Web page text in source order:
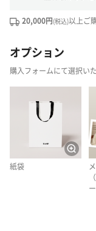
20,000円(税込)以上ご
オプション
購入フォームにて選択い
紙袋